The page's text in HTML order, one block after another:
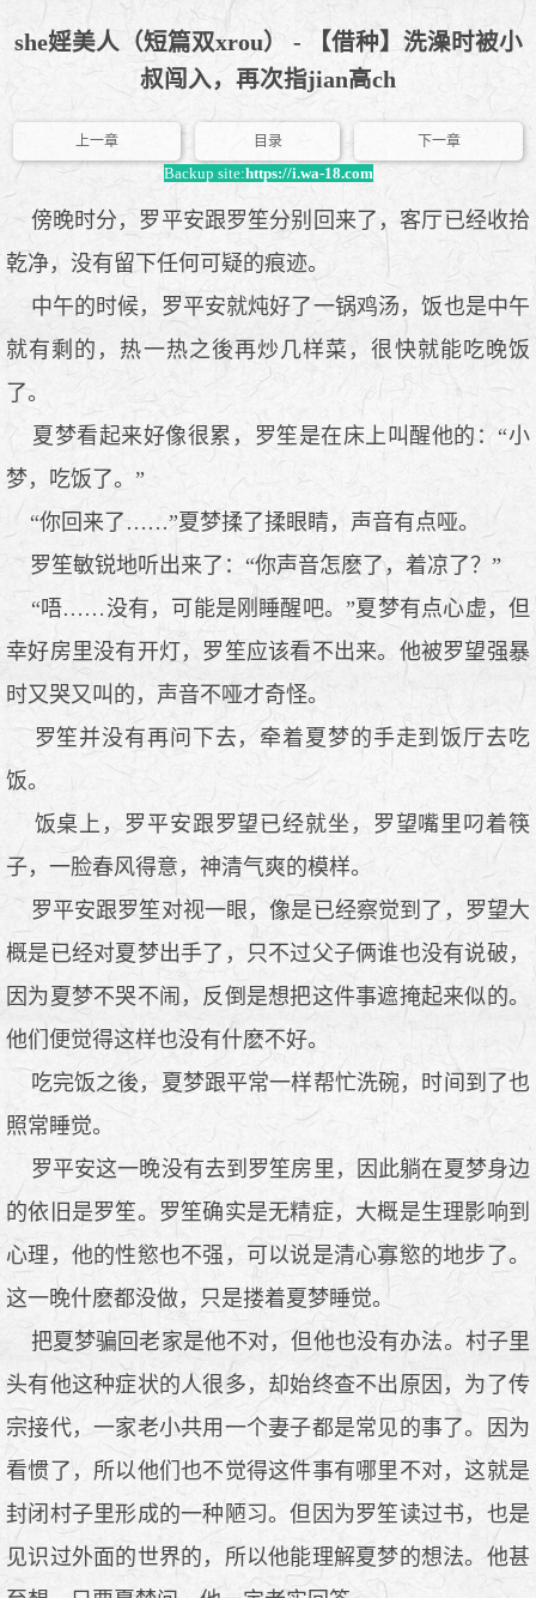
she婬美人（短篇双xrou） - 【借种】洗澡时被小
叔闯入，再次指jian高ch
上一章 目录 下一章
Backup site:https://i.wa-18.com
傍晚时分，罗平安跟罗笙分别回来了，客厅已经收拾
乾净，没有留下任何可疑的痕迹。
中午的时候，罗平安就炖好了一锅鸡汤，饭也是中午
就有剩的，热一热之後再炒几样菜，很快就能吃晚饭
了。
夏梦看起来好像很累，罗笙是在床上叫醒他的：“小
梦，吃饭了。”
“你回来了……”夏梦揉了揉眼睛，声音有点哑。
罗笙敏锐地听出来了：“你声音怎麽了，着凉了？”
“唔……没有，可能是刚睡醒吧。”夏梦有点心虚，但
幸好房里没有开灯，罗笙应该看不出来。他被罗望强暴
时又哭又叫的，声音不哑才奇怪。
罗笙并没有再问下去，牵着夏梦的手走到饭厅去吃
饭。
饭桌上，罗平安跟罗望已经就坐，罗望嘴里叼着筷
子，一脸春风得意，神清气爽的模样。
罗平安跟罗笙对视一眼，像是已经察觉到了，罗望大
概是已经对夏梦出手了，只不过父子俩谁也没有说破，
因为夏梦不哭不闹，反倒是想把这件事遮掩起来似的。
他们便觉得这样也没有什麽不好。
吃完饭之後，夏梦跟平常一样帮忙洗碗，时间到了也
照常睡觉。
罗平安这一晚没有去到罗笙房里，因此躺在夏梦身边
的依旧是罗笙。罗笙确实是无精症，大概是生理影响到
心理，他的性慾也不强，可以说是清心寡慾的地步了。
这一晚什麽都没做，只是搂着夏梦睡觉。
把夏梦骗回老家是他不对，但他也没有办法。村子里
头有他这种症状的人很多，却始终查不出原因，为了传
宗接代，一家老小共用一个妻子都是常见的事了。因为
看惯了，所以他们也不觉得这件事有哪里不对，这就是
封闭村子里形成的一种陋习。但因为罗笙读过书，也是
见识过外面的世界的，所以他能理解夏梦的想法。他甚